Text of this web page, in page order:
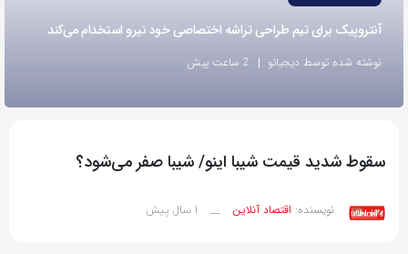
لینک
آنتروپیک برای تیم طراحی تراشه اختصاصی خود نیرو استخدام می‌کند
نوشته شده توسط دیجیاتو 2 ساعت پیش
سقوط شدید قیمت شیبا اینو/ شیبا صفر می‌شود؟
نویسنده: اقتصاد آنلاین __ 1 سال پیش